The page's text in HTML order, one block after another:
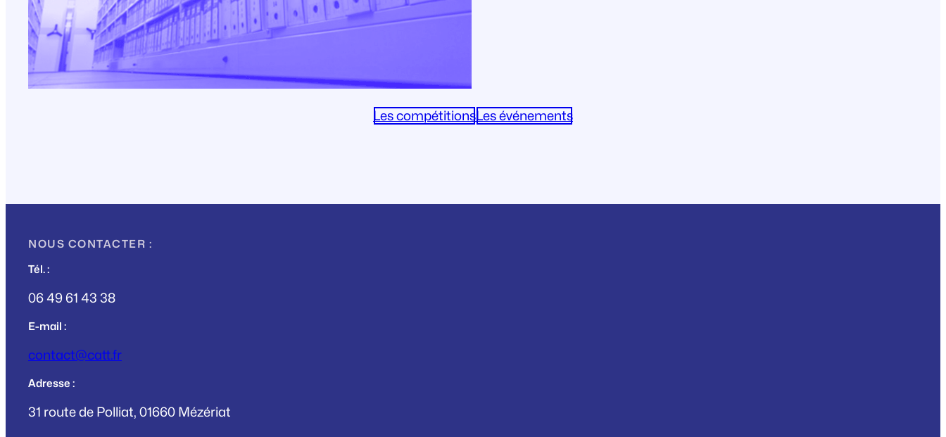
Les compétitionsLes événements
NOUS CONTACTER :
Tél. :
06 49 61 43 38
E-mail :
contact@catt.fr
Adresse :
31 route de Polliat, 01660 Mézériat